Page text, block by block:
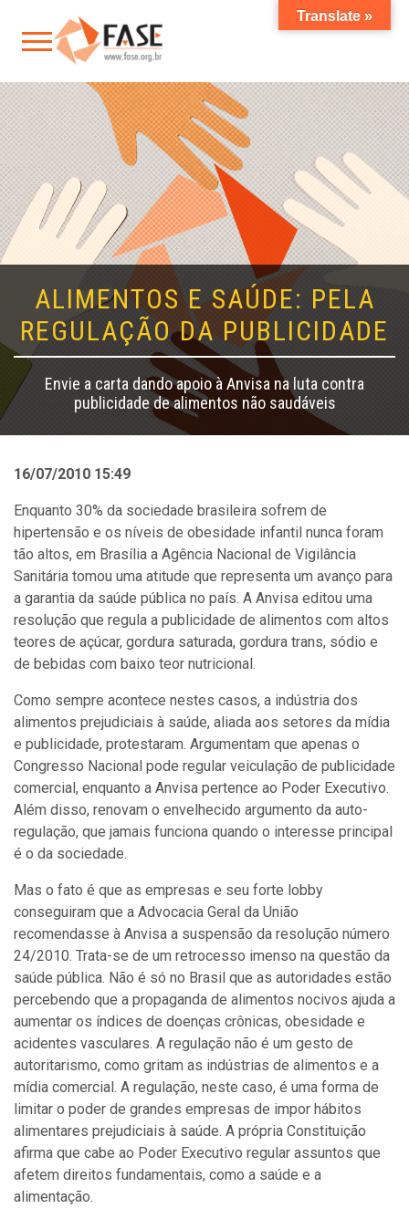
ALIMENTOS E SAÚDE: PELA
REGULAÇÃO DA PUBLICIDADE
Envie a carta dando apoio à Anvisa na luta contra
publicidade de alimentos não saudáveis
16/07/2010 15:49
Enquanto 30% da sociedade brasileira sofrem de
hipertensão e os níveis de obesidade infantil nunca foram
tão altos, em Brasília a Agência Nacional de Vigilância
Sanitária tomou uma atitude que representa um avanço para
a garantia da saúde pública no país. A Anvisa editou uma
resolução que regula a publicidade de alimentos com altos
teores de açúcar, gordura saturada, gordura trans, sódio e
de bebidas com baixo teor nutricional.
Como sempre acontece nestes casos, a indústria dos
alimentos prejudiciais à saúde, aliada aos setores da mídia
e publicidade, protestaram. Argumentam que apenas o
Congresso Nacional pode regular veiculação de publicidade
comercial, enquanto a Anvisa pertence ao Poder Executivo.
Além disso, renovam o envelhecido argumento da auto-
regulação, que jamais funciona quando o interesse principal
é o da sociedade.
Mas o fato é que as empresas e seu forte lobby
conseguiram que a Advocacia Geral da União
recomendasse à Anvisa a suspensão da resolução número
24/2010. Trata-se de um retrocesso imenso na questão da
saúde pública. Não é só no Brasil que as autoridades estão
percebendo que a propaganda de alimentos nocivos ajuda a
aumentar os índices de doenças crônicas, obesidade e
acidentes vasculares. A regulação não é um gesto de
autoritarismo, como gritam as indústrias de alimentos e a
mídia comercial. A regulação, neste caso, é uma forma de
limitar o poder de grandes empresas de impor hábitos
alimentares prejudiciais à saúde. A própria Constituição
afirma que cabe ao Poder Executivo regular assuntos que
afetem direitos fundamentais, como a saúde e a
alimentação.
Translate »